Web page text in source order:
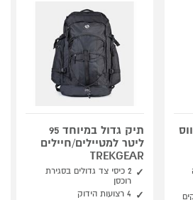
תיק גדול במיוחד 95
ליטר למטיילים/חיילים
TREKGEAR
2 כיסי צד גדולים בסגירת
רוכסן
4 רצועות הידוק